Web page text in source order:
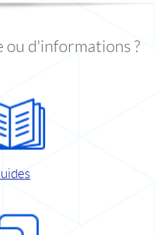
ou d'informations ?